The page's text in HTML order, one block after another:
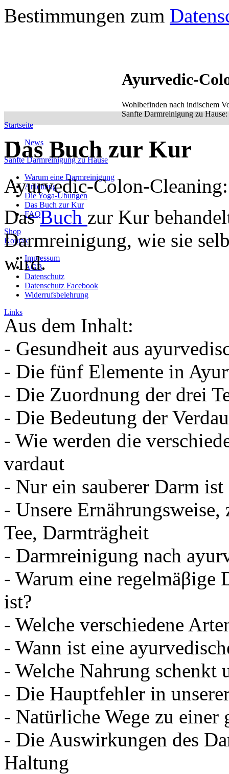
Bestimmungen zum
Ayurvedic-
Wohlbefinden nach indischem
Sanfte Darmreinigung zu
Startseite
News
Sanfte Darmreinigung zu Hause
Warum eine Darmreinigung
Anleitung
Die Yoga-Übungen
Das Buch zur Kur
FAQ
Shop
Kontakt
Impressum
AGB
Datenschutz
Datenschutz Facebook
Widerrufsbelehrung
Links
Das Buch zur Kur
Ayurvedic-Colon-
DasBuch zur Kur
Darmreinigung, wie sie
wird.
Aus dem Inhalt:
- Gesundheit aus
- Die fünf Elemente in
- Die Zuordnung der drei
- Die Bedeutung der
- Wie werden die
vardaut
- Nur ein sauberer Darm
- Unsere
Tee, Darmträgheit
- Darmreinigung nach
- Warum eine
ist?
- Welche verschiedene
- Wann ist eine
- Welche Nahrung schenkt
- Die Hauptfehler in
- Natürliche Wege zu einer
- Die Auswirkungen des
Haltung